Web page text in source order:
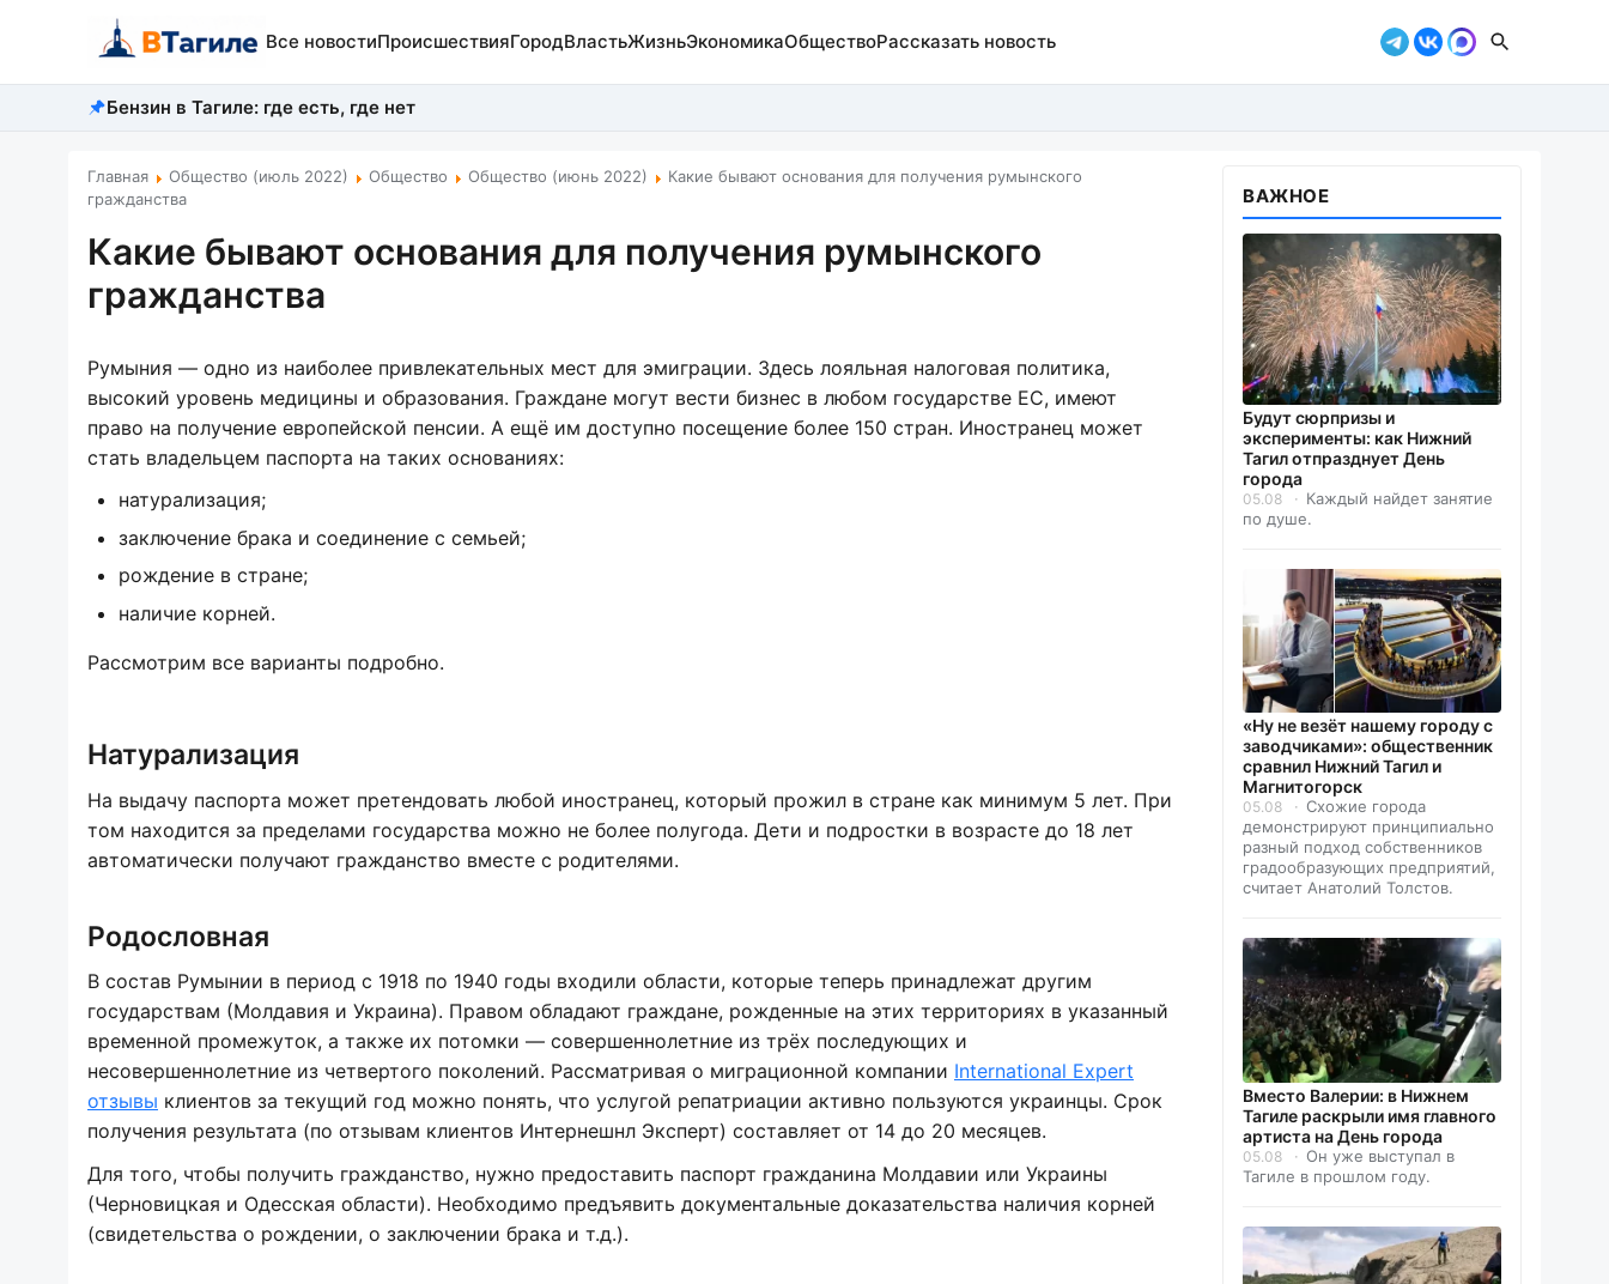
Все новостиПроисшествияГородВластьЖизньЭкономикаОбществоРассказать новость
Бензин в Тагиле: где есть, где нет
Главная Общество (июль 2022) Общество Общество (июнь 2022)
Какие бывают основания для получения румынского
гражданства
Какие бывают основания для получения румынского
гражданства
Румыния — одно из наиболее привлекательных мест для эмиграции. Здесь лояльная налоговая политика,
высокий уровень медицины и образования. Граждане могут вести бизнес в любом государстве ЕС, имеют
право на получение европейской пенсии. А ещё им доступно посещение более 150 стран. Иностранец может
стать владельцем паспорта на таких основаниях:
натурализация;
заключение брака и соединение с семьей;
рождение в стране;
наличие корней.
Рассмотрим все варианты подробно.
Натурализация
На выдачу паспорта может претендовать любой иностранец, который прожил в стране как минимум 5 лет. При
том находится за пределами государства можно не более полугода. Дети и подростки в возрасте до 18 лет
автоматически получают гражданство вместе с родителями.
Родословная
В состав Румынии в период с 1918 по 1940 годы входили области, которые теперь принадлежат другим
государствам (Молдавия и Украина). Правом обладают граждане, рожденные на этих территориях в указанный
временной промежуток, а также их потомки — совершеннолетние из трёх последующих и
несовершеннолетние из четвертого поколений. Рассматривая о миграционной компании International Expert
отзывы клиентов за текущий год можно понять, что услугой репатриации активно пользуются украинцы. Срок
получения результата (по отзывам клиентов Интернешнл Эксперт) составляет от 14 до 20 месяцев.
Для того, чтобы получить гражданство, нужно предоставить паспорт гражданина Молдавии или Украины
(Черновицкая и Одесская области). Необходимо предъявить документальные доказательства наличия корней
(свидетельства о рождении, о заключении брака и т.д.).
ВАЖНОЕ
Будут сюрпризы и
эксперименты: как Нижний
Тагил отпразднует День
города
05.08
Каждый найдет занятие
по душе.
«Ну не везёт нашему городу с
заводчиками»: общественник
сравнил Нижний Тагил и
Магнитогорск
05.08
Схожие города
демонстрируют принципиально
разный подход собственников
градообразующих предприятий,
считает Анатолий Толстов.
Вместо Валерии: в Нижнем
Тагиле раскрыли имя главного
артиста на День города
05.08
Он уже выступал в
Тагиле в прошлом году.